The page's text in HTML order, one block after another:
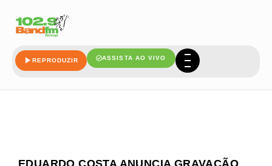
REPRODUZIR ASSISTA AO VIVO
EDUARDO COSTA ANUNCIA GRAVAÇÃO